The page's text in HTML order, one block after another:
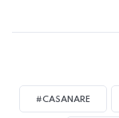
#CASANARE